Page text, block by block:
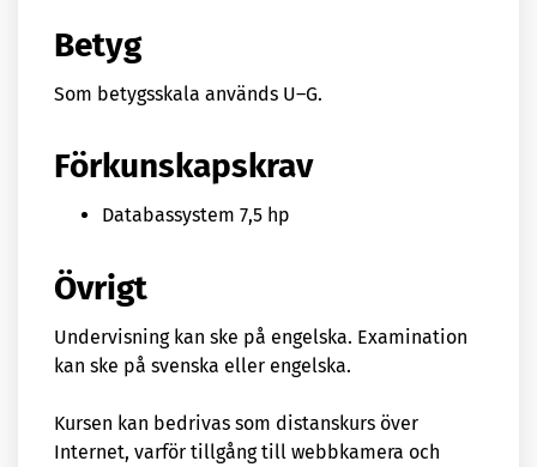
Betyg
Som betygsskala används U–G.
Förkunskapskrav
Databassystem 7,5 hp
Övrigt
Undervisning kan ske på engelska. Examination
kan ske på svenska eller engelska.
Kursen kan bedrivas som distanskurs över
Internet, varför tillgång till webbkamera och